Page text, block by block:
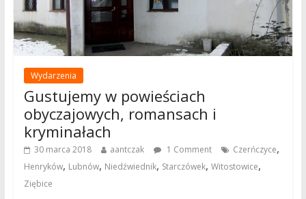
Wydarzenia
Gustujemy w powieściach
obyczajowych, romansach i
kryminałach
30 marca 2018 aantczak 1 Comment Czerńczyce,
Henryków, Lubnów, Niedźwiednik, Starczówek, Witostowice,
Ziębice